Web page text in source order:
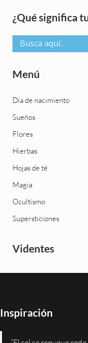
Sidebar
¿Qué significa
Menú
Día de nacimiento
Sueños
Flores
Hierbas
Hojas de té
Magia
Ocultismo
Supersticiones
Videntes
Inspiración